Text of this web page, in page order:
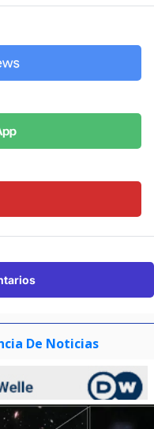
De Noticias